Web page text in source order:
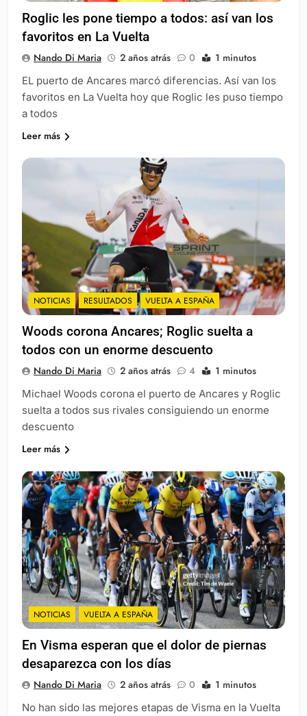
Roglic les pone tiempo a todos: así van los
favoritos en La Vuelta
Nando Di Maria 2 años atrás 0 1 minutos
EL puerto de Ancares marcó diferencias. Así van los
favoritos en La Vuelta hoy que Roglic les puso tiempo
a todos
Leer más
NOTICIAS RESULTADOS VUELTA A ESPAÑA
Woods corona Ancares; Roglic suelta a
todos con un enorme descuento
Nando Di Maria 2 años atrás 4 1 minutos
Michael Woods corona el puerto de Ancares y Roglic
suelta a todos sus rivales consiguiendo un enorme
descuento
Leer más
NOTICIAS VUELTA A ESPAÑA
En Visma esperan que el dolor de piernas
desaparezca con los días
Nando Di Maria 2 años atrás 0 1 minutos
No han sido las mejores etapas de Visma en la Vuelta